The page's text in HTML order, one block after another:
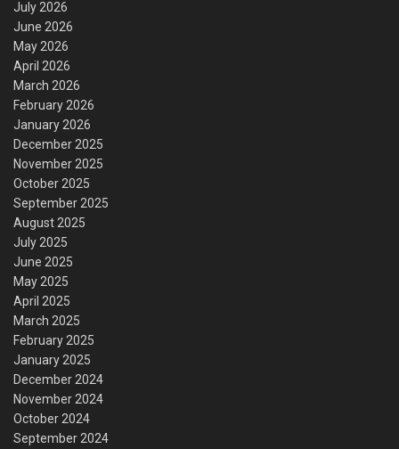
July 2026
June 2026
May 2026
April 2026
March 2026
February 2026
January 2026
December 2025
November 2025
October 2025
September 2025
August 2025
July 2025
June 2025
May 2025
April 2025
March 2025
February 2025
January 2025
December 2024
November 2024
October 2024
September 2024